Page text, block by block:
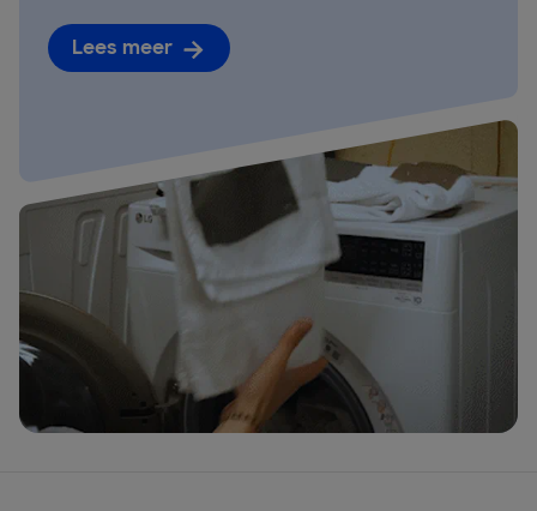
Lees meer